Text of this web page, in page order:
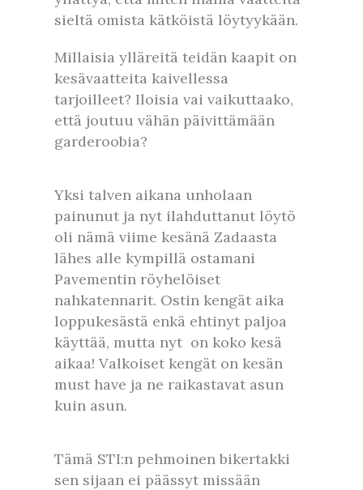
sieltä omista kätköistä löytyykään.
Millaisia ylläreitä teidän kaapit on
kesävaatteita kaivellessa
tarjoilleet? Iloisia vai vaikuttaako,
että joutuu vähän päivittämään
garderoobia?
Yksi talven aikana unholaan
painunut ja nyt ilahduttanut löytö
oli nämä viime kesänä Zadaasta
lähes alle kympillä ostamani
Pavementin röyhelöiset
nahkatennarit. Ostin kengät aika
loppukesästä enkä ehtinyt paljoa
käyttää, mutta nyt on koko kesä
aikaa! Valkoiset kengät on kesän
must have ja ne raikastavat asun
kuin asun.
Tämä STI:n pehmoinen bikertakki
sen sijaan ei päässyt missään